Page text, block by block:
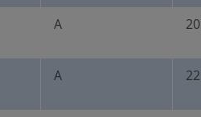
A 20
A 22